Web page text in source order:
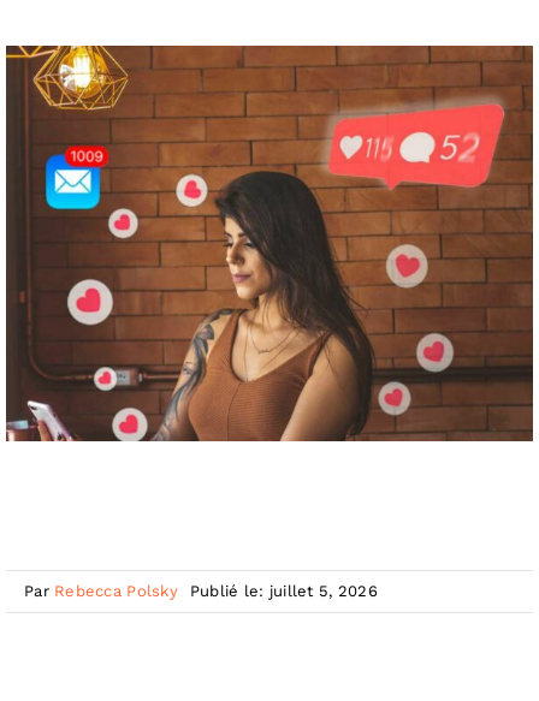
Par Rebecca Polsky Publié le: juillet 5, 2026